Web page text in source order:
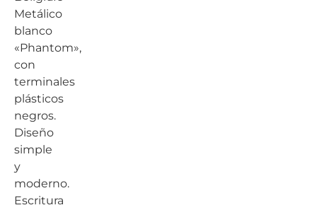
Metálico
blanco
«Phantom»,
con
terminales
plásticos
negros.
Diseño
simple
y
moderno.
Escritura